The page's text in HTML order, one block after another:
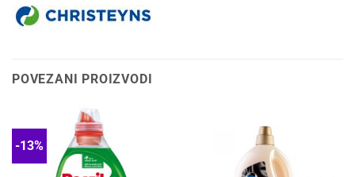
POVEZANI PROIZVODI
-13%